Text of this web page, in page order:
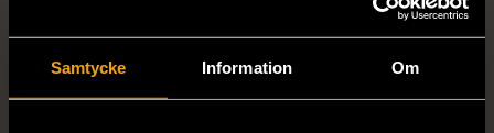
Samtycke Information Om
Läs mer om hur vi bedömer